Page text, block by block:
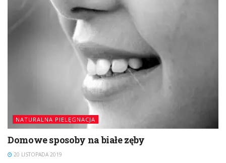
NATURALNA PIELĘGNACJA
Domowe sposoby na białe zęby
20 LISTOPADA 2019